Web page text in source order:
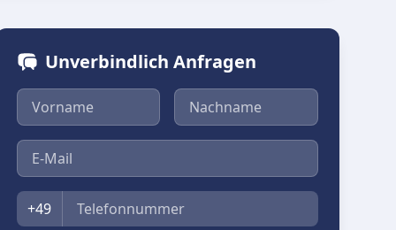
Unverbindlich Anfragen
Vorname Nachname
E-Mail
Telefon
+49